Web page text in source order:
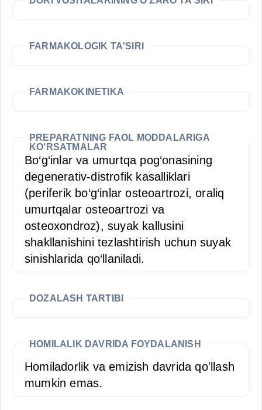
FARMAKOLOGIK TA'SIRI
FARMAKOKINETIKA
PREPARATNING FAOL MODDALARIGA
KO‘RSATMALAR
Bo‘g‘inlar va umurtqa pog‘onasining
degenerativ-distrofik kasalliklari
(periferik bo‘g‘inlar osteoartrozi, oraliq
umurtqalar osteoartrozi va
osteoxondroz), suyak kallusini
shakllanishini tezlashtirish uchun suyak
sinishlarida qo‘llaniladi.
DOZALASH TARTIBI
HOMILALIK DAVRIDA FOYDALANISH
Homiladorlik va emizish davrida qo'llash
mumkin emas.